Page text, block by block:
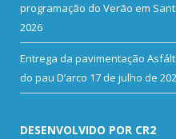
programação do Verão em
2026
Entrega da pavimentação
do pau D’arco 17 de julho de
DESENVOLVIDO POR CR2